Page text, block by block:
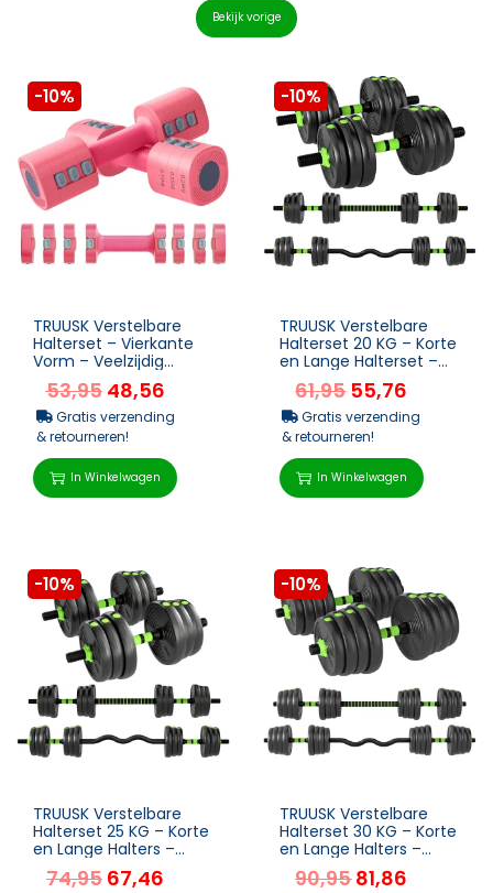
Bekijk vorige
-10%
TRUUSK Verstelbare
Halterset – Vierkante
Vorm – Veelzijdig
Gebruik – Metalen Kern
53,95 48,56
Gratis verzending
& retourneren!
In Winkelwagen
-10%
TRUUSK Verstelbare
Halterset 20 KG – Korte
en Lange Halterset –
Voor Krachttraining R...
61,9555,76
Gratis verzending
& retourneren!
In Winkelwagen
-10%
TRUUSK Verstelbare
Halterset 25 KG – Korte
en Lange Halters –
Voor Krachttraining –...
74,95 67,46
-10%
TRUUSK Verstelbare
Halterset 30 KG – Korte
en Lange Halters –
Voor Krachttraining –...
90,9581,86